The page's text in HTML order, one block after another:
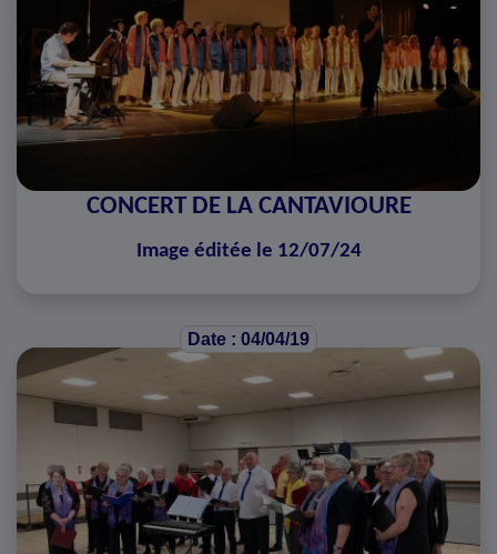
CONCERT DE LA CANTAVIOURE
Image éditée le 12/07/24
Date : 04/04/19